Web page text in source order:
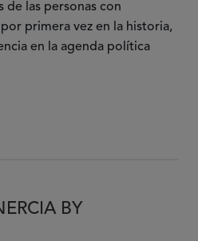
de las personas con
primera vez en la historia,
en la agenda política
BY